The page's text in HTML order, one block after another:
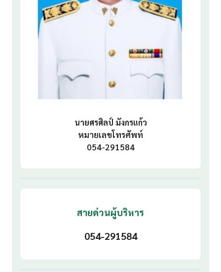
นายศรศิลป์ มังกรแก้ว
หมายเลขโทรศัพท์
054-291584
สายด่วนผู้บริหาร
054-291584